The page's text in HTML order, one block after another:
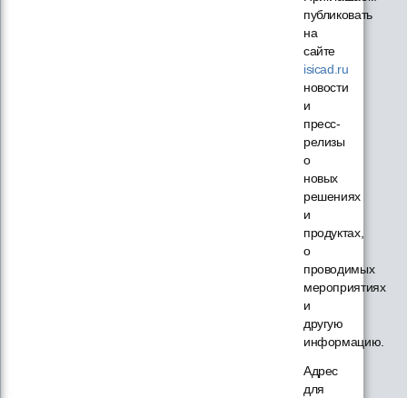
публиковать
на
сайте
isicad.ru
новости
и
пресс-
релизы
о
новых
решениях
и
продуктах,
о
проводимых
мероприятиях
и
другую
информацию.
Адрес
для